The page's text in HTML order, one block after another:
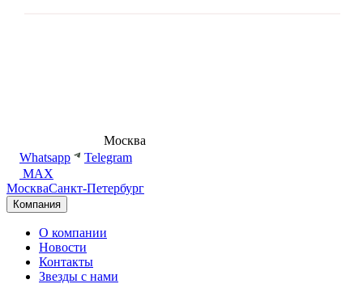
Москва
Whatsapp
Telegram
MAX
МоскваСанкт-Петербург
Компания
О компании
Новости
Контакты
Звезды с нами